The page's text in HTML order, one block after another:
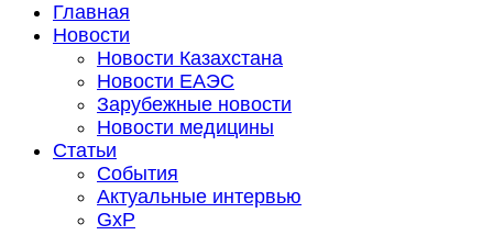
Главная
Новости
Новости Казахстана
Новости ЕАЭС
Зарубежные новости
Новости медицины
Статьи
События
Актуальные интервью
GxP